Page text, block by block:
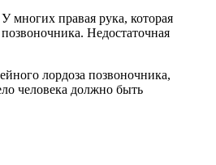
многих правая рука, которая
Недостаточная
лордоза позвоночника,
человека должно быть